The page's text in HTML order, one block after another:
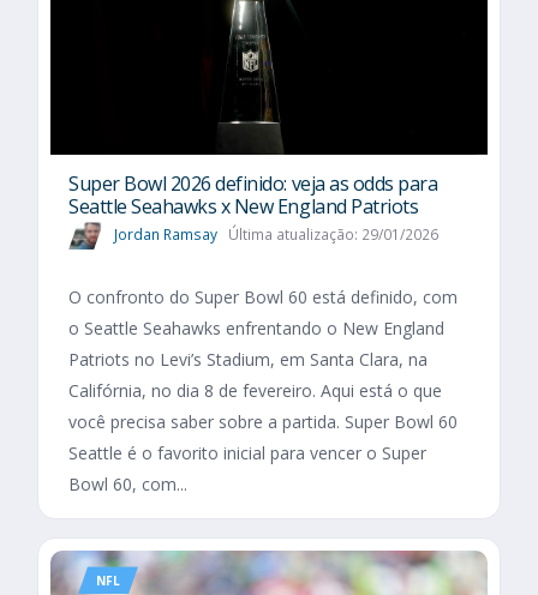
Super Bowl 2026 definido: veja as odds para
Seattle Seahawks x New England Patriots
Jordan Ramsay Última atualização: 29/01/2026
O confronto do Super Bowl 60 está definido, com
o Seattle Seahawks enfrentando o New England
Patriots no Levi’s Stadium, em Santa Clara, na
Califórnia, no dia 8 de fevereiro. Aqui está o que
você precisa saber sobre a partida. Super Bowl 60
Seattle é o favorito inicial para vencer o Super
Bowl 60, com...
NFL